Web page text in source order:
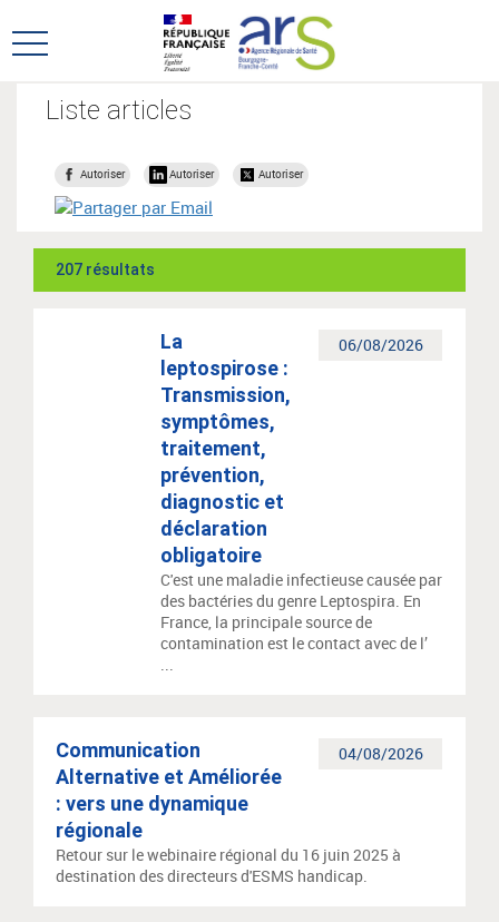
au
menu
au
contenu
Ouvrir
menu
principal
Liste articles
Autoriser Autoriser Autoriser
207 résultats
06/08/2026
La
leptospirose :
Transmission,
symptômes,
traitement,
prévention,
diagnostic et
déclaration
obligatoire
C'est une maladie infectieuse causée par
des bactéries du genre Leptospira. En
France, la principale source de
contamination est le contact avec de l’
04/08/2026
Communication
Alternative et Améliorée
: vers une dynamique
régionale
Retour sur le webinaire régional du 16 juin 2025 à
destination des directeurs d'ESMS handicap.